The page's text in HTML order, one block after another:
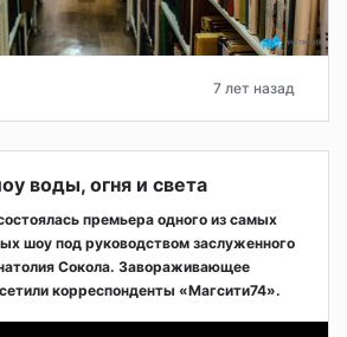
7 лет назад
воды, огня и света
премьера одного из самых
шоу под руководством заслуженного
Сокола. Завораживающее
корреспонденты «Магсити74».